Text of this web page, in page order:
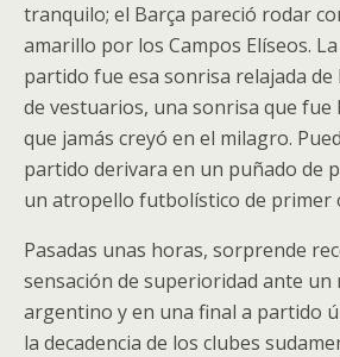
tranquilo; el Barça pareció rodar
amarillo por los Campos Elíseos.
partido fue esa sonrisa relajada de
de vestuarios, una sonrisa que fue
que jamás creyó en el milagro.
partido derivara en un puñado de
un atropello futbolístico de primer
Pasadas unas horas, sorprende
sensación de superioridad ante un
argentino y en una final a partido
la decadencia de los clubes